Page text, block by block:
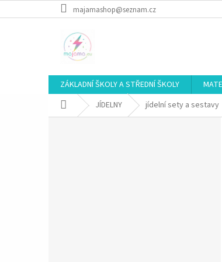
na
majamashop@seznam.cz
ZÁKLADNÍ ŠKOLY A STŘEDNÍ ŠKOLY
Domů JÍDELNY jídelní sety a sestavy